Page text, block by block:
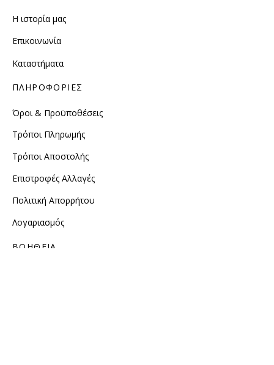
Η ιστορία μας
Επικοινωνία
Καταστήματα
ΠΛΗΡΟΦΟΡΙΕΣ
Όροι & Προϋποθέσεις
Τρόποι Πληρωμής
Τρόποι Αποστολής
Επιστροφές Αλλαγές
Πολιτική Απορρήτου
Λογαριασμός
ΒΟΗΘΕΙΑ